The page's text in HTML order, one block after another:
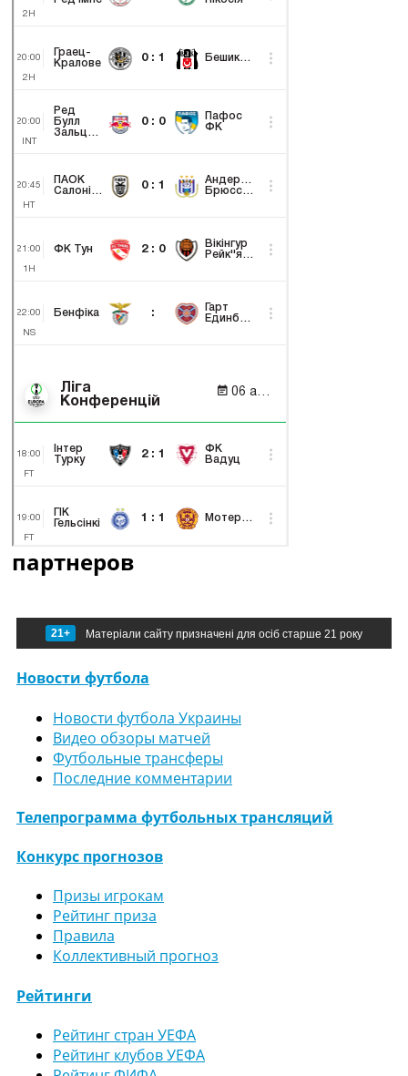
партнеров
21+ Матеріали сайту призначені для осіб старше 21 року
Новости футбола
Новости футбола Украины
Видео обзоры матчей
Футбольные трансферы
Последние комментарии
Телепрограмма футбольных трансляций
Конкурс прогнозов
Призы игрокам
Рейтинг приза
Правила
Коллективный прогноз
Рейтинги
Рейтинг стран УЕФА
Рейтинг клубов УЕФА